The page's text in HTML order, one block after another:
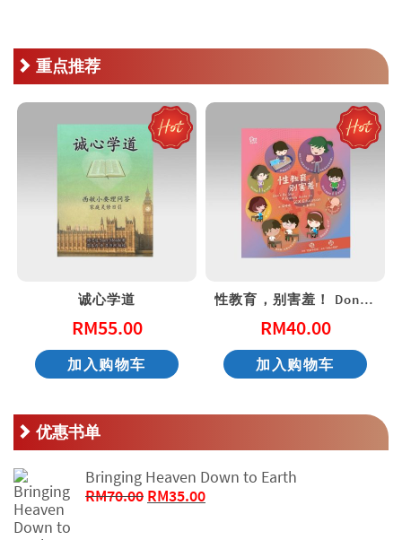
重点推荐
诚心学道
RM55.00
加入购物车
性教育，别害羞！ Don’t Be Shy: A Friendly Guide to Sex Education
RM40.00
加入购物车
优惠书单
Bringing Heaven Down to Earth
RM70.00 原
RM35.00当